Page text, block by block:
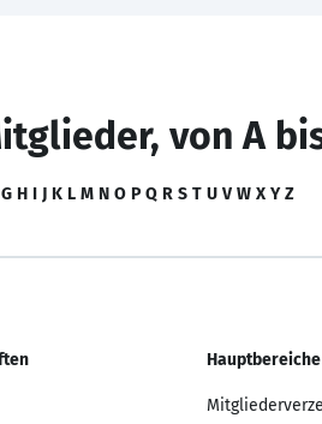
von A
G H I J K L M N O P Q R S T U V W X Y Z
Hauptbereiche